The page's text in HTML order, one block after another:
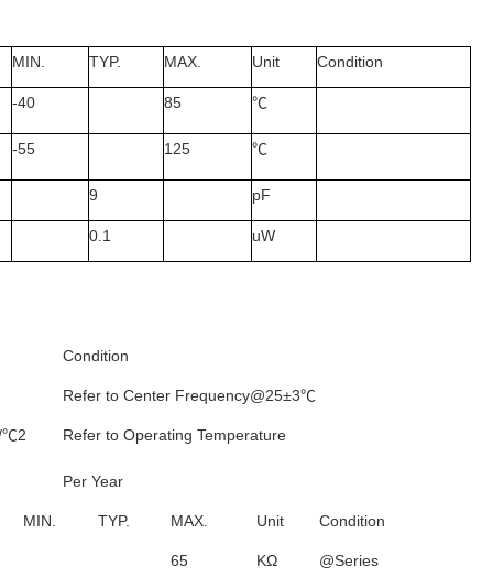
MIN. TYP. MAX. Unit Condition
-40 85 ℃
-55 125 ℃
9 pF
0.1 uW
Condition
Refer to Center Frequency@25±3℃
℃2 Refer to Operating Temperature
Per Year
MIN. TYP. MAX. Unit Condition
65 KΩ @Series